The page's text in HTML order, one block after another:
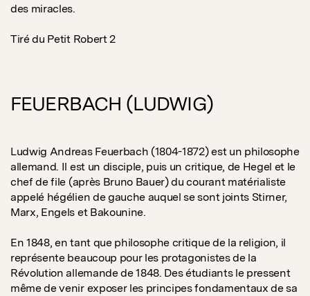
des miracles.
Tiré du Petit Robert 2
FEUERBACH (LUDWIG)
Ludwig Andreas Feuerbach (1804-1872) est un philosophe
allemand. Il est un disciple, puis un critique, de Hegel et le
chef de file (après Bruno Bauer) du courant matérialiste
appelé hégélien de gauche auquel se sont joints Stirner,
Marx, Engels et Bakounine.
En 1848, en tant que philosophe critique de la religion, il
représente beaucoup pour les protagonistes de la
Révolution allemande de 1848. Des étudiants le pressent
même de venir exposer les principes fondamentaux de sa